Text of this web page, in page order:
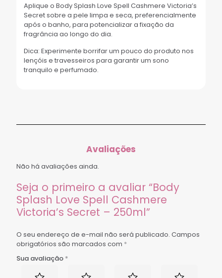
Aplique o Body Splash Love Spell Cashmere Victoria’s
Secret sobre a pele limpa e seca, preferencialmente
após o banho, para potencializar a fixação da
fragrância ao longo do dia.
Dica: Experimente borrifar um pouco do produto nos
lençóis e travesseiros para garantir um sono
tranquilo e perfumado.
Avaliações
Não há avaliações ainda.
Seja o primeiro a avaliar “Body
Splash Love Spell Cashmere
Victoria’s Secret – 250ml”
O seu endereço de e-mail não será publicado. Campos
obrigatórios são marcados com *
Sua avaliação *